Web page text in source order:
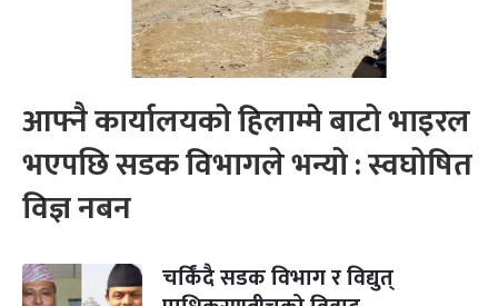
आफ्नै कार्यालयको हिलाम्मे बाटो भाइरल
भएपछि सडक विभागले भन्यो : स्वघोषित
विज्ञ नबन
चर्किंदै सडक विभाग र विद्युत्